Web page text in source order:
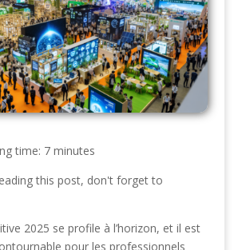
time: 7 minutes
this post, don't forget to
2025 se profile à l’horizon, et il est
pour les professionnels